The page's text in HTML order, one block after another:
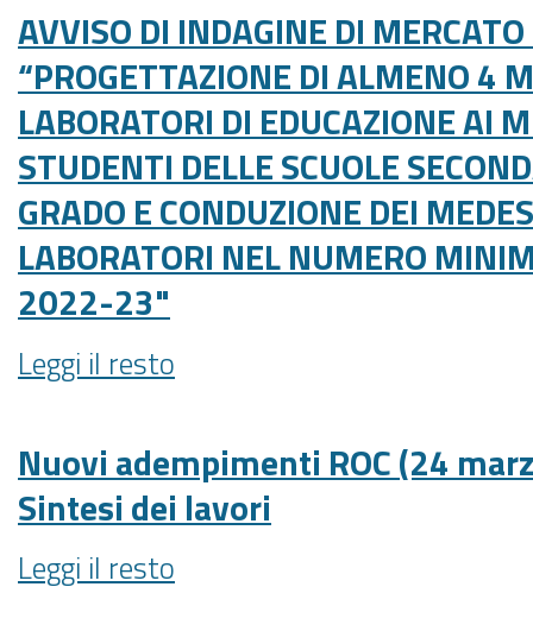
disciplina
in
materia
di
par
condicio
-
della
normativa
in
materia
di
par
condicio
-
del
12
giugno
2022:
da
giovedì
7
aprile
2022
in
la
materia
di
par
condicio
AVVISO DI INDAGINE DI
“PROGETTAZIONE DI ALMENO 4
LABORATORI DI EDUCAZIONE AI
STUDENTI DELLE SCUOLE
GRADO E CONDUZIONE DEI
LABORATORI NEL NUMERO
2022-23"
AVVISO
DI
DI
MERCATO
-
DI
Leggi il resto
Nuovi adempimenti ROC (24
Sintesi dei lavori
Nuovi
adempimenti
Leggi il resto